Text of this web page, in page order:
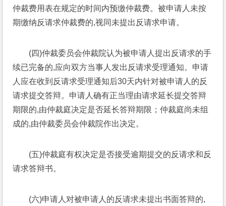
仲裁费用表在规定的时间内预缴仲裁费。被申请人未按
期缴纳反请求仲裁费的,视同未提出反请求申请。
(四)仲裁委员会仲裁院认为被申请人提出反请求的手
续已完备的,应向双方当事人发出反请求受理通知。申请
人应在收到反请求受理通知后30天内针对被申请人的反
请求提交答辩。申请人确有正当理由请求延长提交答辩
期限的,由仲裁庭决定是否延长答辩期限；仲裁庭尚未组
成的,由仲裁委员会仲裁院作出决定。
(五)仲裁庭有权决定是否接受逾期提交的反请求和反
请求答辩书。
(六)申请人对被申请人的反请求未提出书面答辩的,